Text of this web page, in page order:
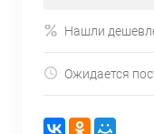
Нашли
Ожидается